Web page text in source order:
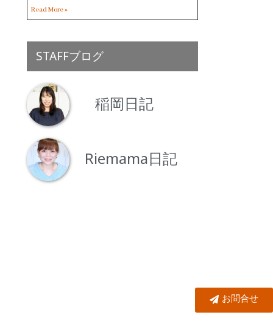
Read More »
STAFFブログ
稲岡日記
Riemama日記
お問合せ